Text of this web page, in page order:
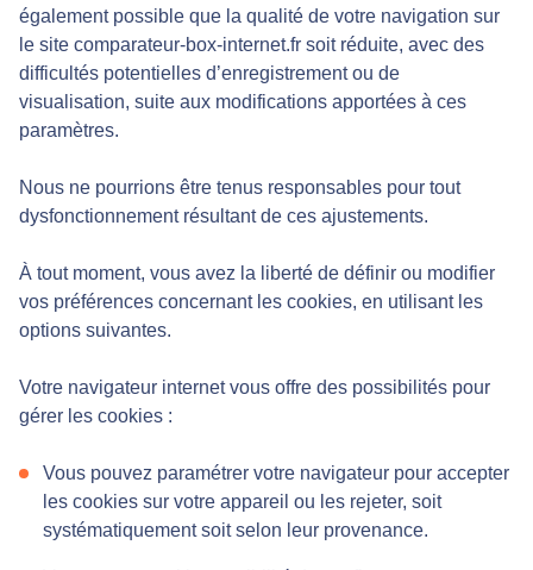
également possible que la qualité de votre navigation sur
le site comparateur-box-internet.fr soit réduite, avec des
difficultés potentielles d’enregistrement ou de
visualisation, suite aux modifications apportées à ces
paramètres.
Nous ne pourrions être tenus responsables pour tout
dysfonctionnement résultant de ces ajustements.
À tout moment, vous avez la liberté de définir ou modifier
vos préférences concernant les cookies, en utilisant les
options suivantes.
Votre navigateur internet vous offre des possibilités pour
gérer les cookies :
Vous pouvez paramétrer votre navigateur pour accepter
les cookies sur votre appareil ou les rejeter, soit
systématiquement soit selon leur provenance.